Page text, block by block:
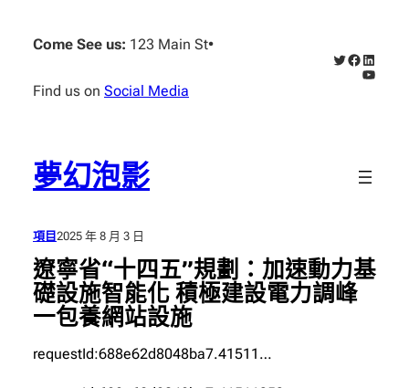
Come See us: 123 Main St•
Find us on Social Media
X Facebook
夢幻泡影
項目 2025 年 8 月 3 日
遼寧省“十四五”規劃：加速動力基
礎設施智能化 積極建設電力調峰
一包養網站設施
requestId:688e62d8048ba7.41511…